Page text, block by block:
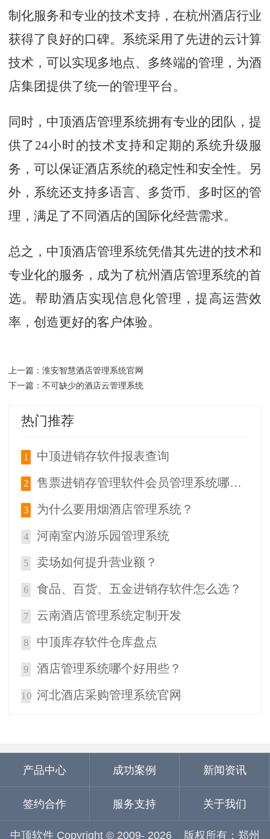
制化服务和专业的技术支持，在杭州酒店行业
获得了良好的口碑。系统采用了先进的云计算
技术，可以实现多地点、多终端的管理，为酒
店集团提供了统一的管理平台。
同时，中顶酒店管理系统拥有专业的团队，提
供了24小时的技术支持和定期的系统升级服
务，可以保证酒店系统的稳定性和安全性。另
外，系统还支持多语言、多货币、多时区的管
理，满足了不同酒店的国际化经营需求。
总之，中顶酒店管理系统凭借其先进的技术和
专业化的服务，成为了杭州酒店管理系统的首
选。帮助酒店实现信息化管理，提高运营效
率，创造更好的客户体验。
上一篇： 淮安智慧酒店管理系统官网
下一篇： 不可缺少的酒店云管理系统
热门推荐
1 中顶进销存软件报表查询
2 售票进销存管理软件会员管理系统哪个好？
3 为什么要用烟酒店管理系统？
4 河南室内游乐园管理系统
5 卖场如何提升营业额？
6 食品、百货、五金进销存软件怎么选？
7 云南酒店管理系统定制开发
8 中顶库存软件仓库盘点
9 酒店管理系统哪个好用些？
10 河北酒店采购管理系统官网
产品中心 成功案例 新闻资讯
签约合作 服务支持 关于我们
中顶软件 Copyright © 2009- 2026 版权所有：郑州